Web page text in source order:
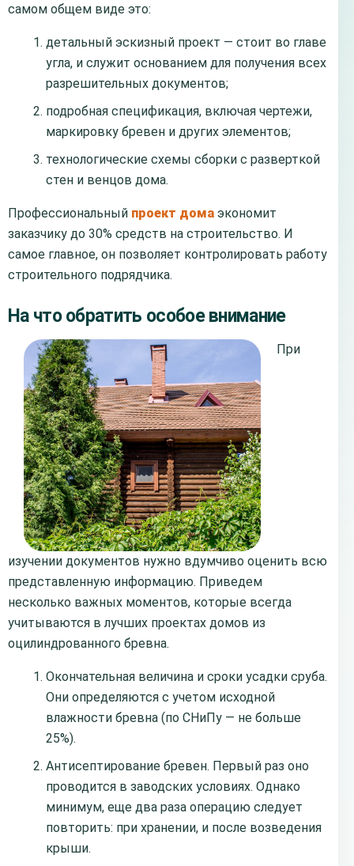
самом общем виде это:
детальный эскизный проект — стоит во главе
угла, и служит основанием для получения всех
разрешительных документов;
подробная спецификация, включая чертежи,
маркировку бревен и других элементов;
технологические схемы сборки с разверткой
стен и венцов дома.
Профессиональный проект дома экономит
заказчику до 30% средств на строительство. И
самое главное, он позволяет контролировать работу
строительного подрядчика.
На что обратить особое внимание
При
изучении документов нужно вдумчиво оценить всю
представленную информацию. Приведем
несколько важных моментов, которые всегда
учитываются в лучших проектах домов из
оцилиндрованного бревна.
Окончательная величина и сроки усадки сруба.
Они определяются с учетом исходной
влажности бревна (по СНиПу — не больше
25%).
Антисептирование бревен. Первый раз оно
проводится в заводских условиях. Однако
минимум, еще два раза операцию следует
повторить: при хранении, и после возведения
крыши.